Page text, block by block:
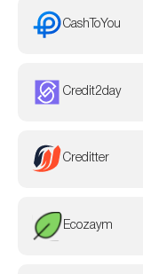
CashToYou
Credit2day
Creditter
Ecozaym